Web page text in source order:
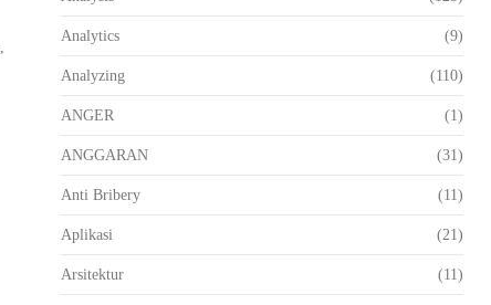
Analytics (9)
Analyzing (110)
ANGER (1)
ANGGARAN (31)
Anti Bribery (11)
Aplikasi (21)
Arsitektur (11)